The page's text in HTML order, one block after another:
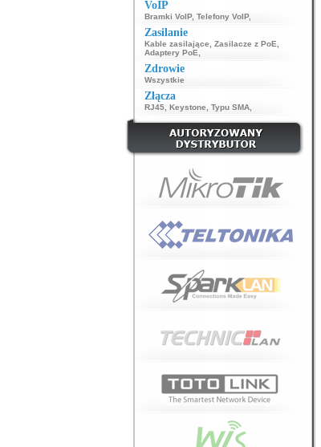
VoIP
Bramki VoIP, Telefony VoIP,
Zasilanie
Kable zasilające Zasilacze z PoE
Adaptery PoE
Zdrowie
Wszystkie
Złącza
RJ45, Keystone Typu SMA,